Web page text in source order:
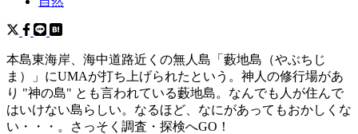
本島東海岸、海中道路近くの無人島「藪地島（やぶちじ
ま）」にUMAが打ち上げられたという。神人の修行場があ
り "神の島" とも言われている藪地島。なんでも人が住んで
はいけない島らしい。なるほど、なにがあってもおかしくな
い・・・。さっそく調査・探検へGO！